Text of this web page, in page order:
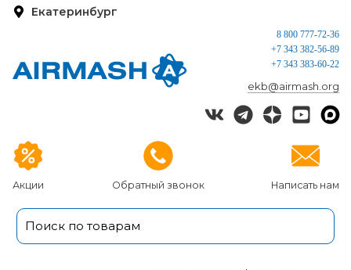
Екатеринбург
Акции Обратный звонок Написать нам
8 800 777-72-36
+7 343 382-56-89
+7 343 383-60-22
ekb@airmash.org